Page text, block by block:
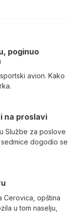
poginuo
avion. Kako
na proslavi
Službe za poslove
dogodio se
Cerovica, opština
u tom naselju,